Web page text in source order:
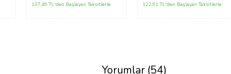
137,49 TL'den Başlayan Taksitlerle 122,91 TL'den Başlayan Taksitlerle
Yorumlar (54)